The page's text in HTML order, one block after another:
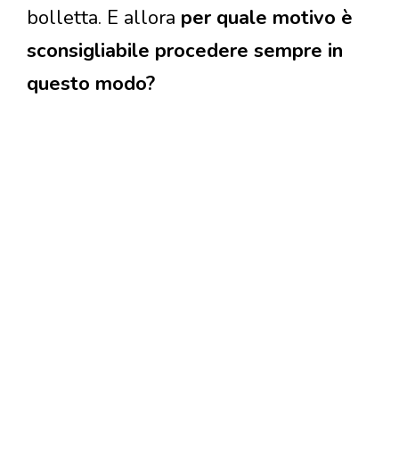
bolletta. E allora per quale motivo è
sconsigliabile procedere sempre in
questo modo?